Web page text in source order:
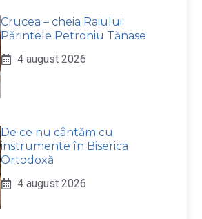
Crucea – cheia Raiului:
Părintele Petroniu Tănase
4 august 2026
De ce nu cântăm cu
instrumente în Biserica
Ortodoxă
4 august 2026